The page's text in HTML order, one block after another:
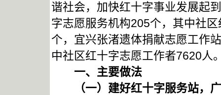
谐社会，加快红十字事业发展起
字志愿服务机构205个，其中社
个，宜兴张渚遗体捐献志愿工作
中社区红十字志愿工作者7620人
一、主要做法
（一）建好红十字服务站，广